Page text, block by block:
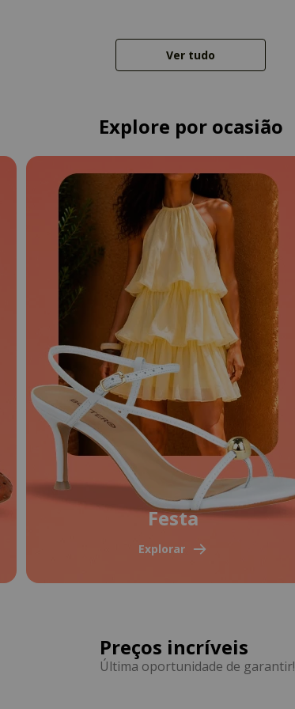
Ver tudo
Explore por ocasião
Festa
Explorar
Última oportunidade de garantir!
Preços incríveis